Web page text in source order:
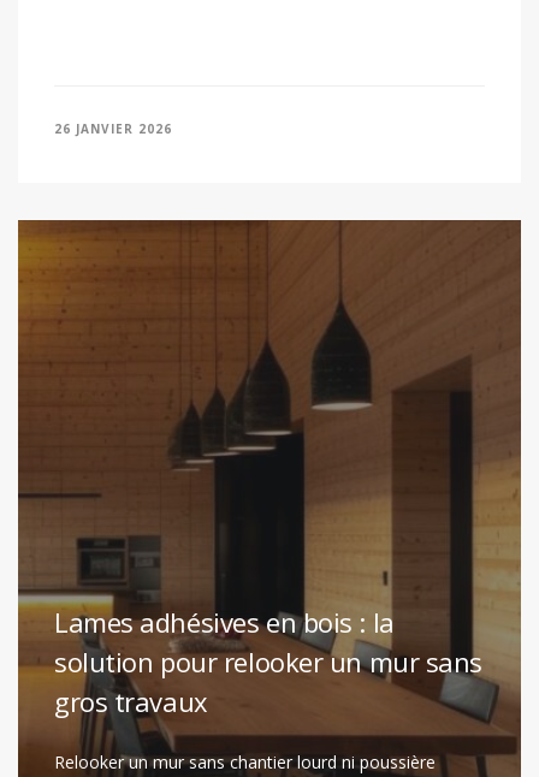
26 JANVIER 2026
Lames adhésives en bois : la
solution pour relooker un mur sans
gros travaux
Relooker un mur sans chantier lourd ni poussière